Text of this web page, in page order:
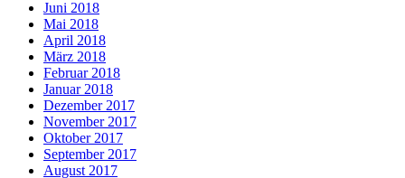
Juni 2018
Mai 2018
April 2018
März 2018
Februar 2018
Januar 2018
Dezember 2017
November 2017
Oktober 2017
September 2017
August 2017